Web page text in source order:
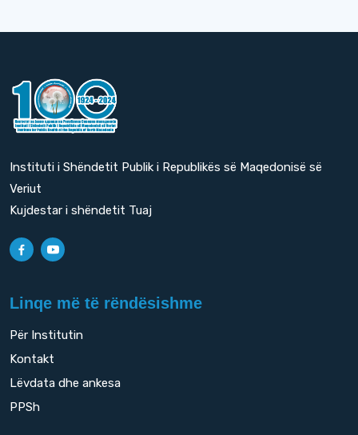
Instituti i Shëndetit Publik i Republikës së Maqedonisë së
Veriut
Kujdestar i shëndetit Tuaj
Linqe më të rëndësishme
Për Institutin
Kontakt
Lëvdata dhe ankesa
PPSh